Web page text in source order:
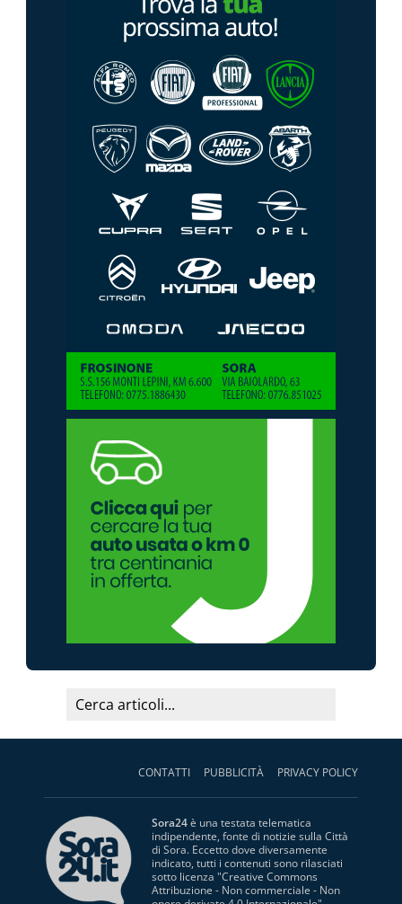
CONTATTI PUBBLICITÀ PRIVACY POLICY
Sora24è una testata telematica
indipendente, fonte di notizie sulla Città
di Sora. Eccetto dove diversamente
indicato, tutti i contenuti sono rilasciati
sotto licenza "Creative Commons
Attribuzione - Non commerciale - Non